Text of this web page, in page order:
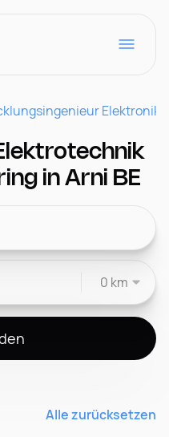
in Arni BE
0 km
Alle zurücksetzen